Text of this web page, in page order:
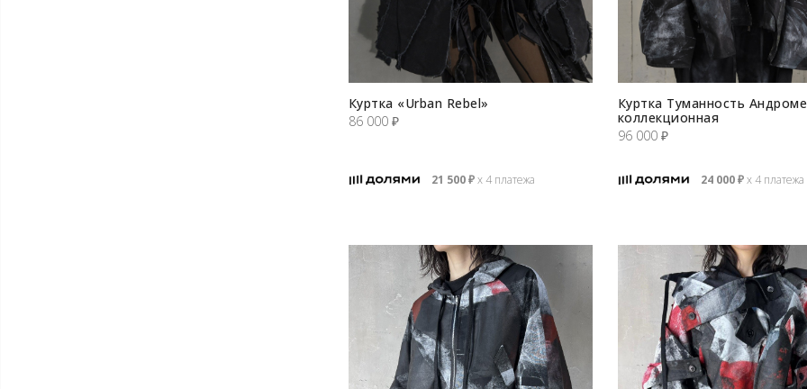
Куртка «Urban Rebel»
86 000 ₽
21 500₽х 4 платежа
Куртка Туманность
коллекционная
96 000 ₽
24 000₽х 4 платежа